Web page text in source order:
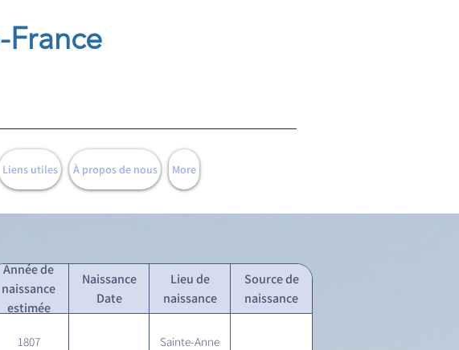
France
Liens utiles À propos de nous More
Année de
naissance
estimée
Naissance
Date
Lieu de
naissance
Source de
naissance
1807 Sainte-Anne